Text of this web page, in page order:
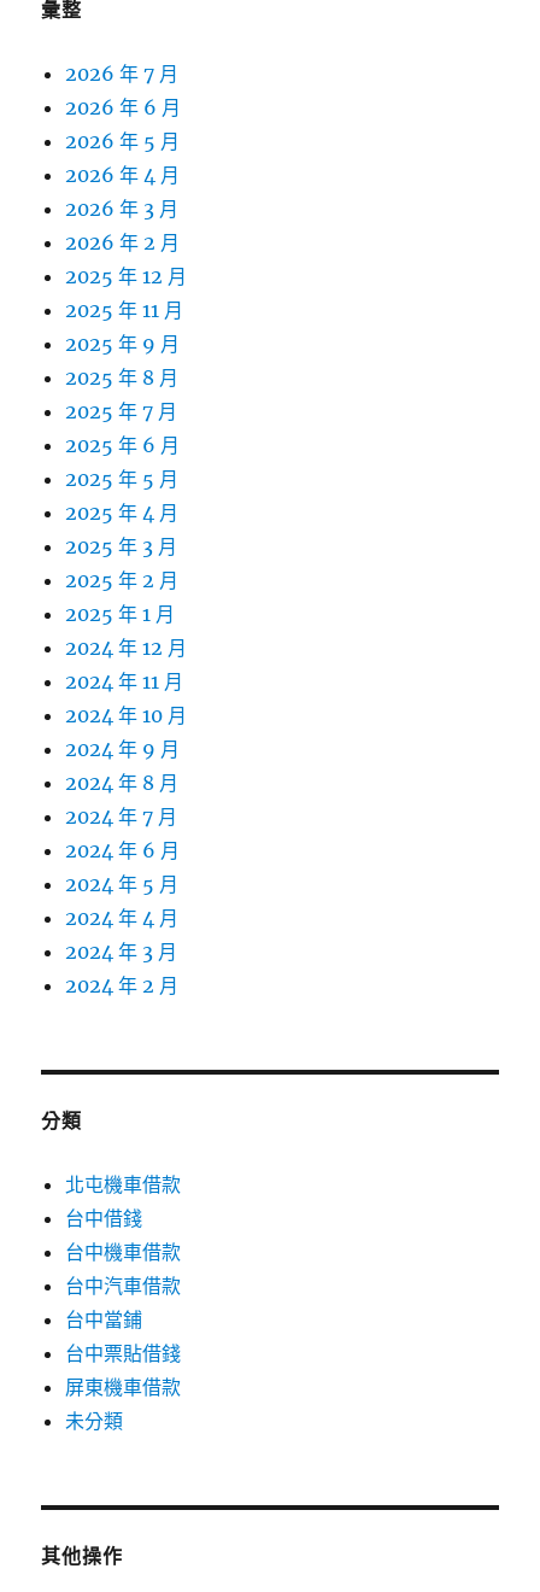
彙整
2026 年 7 月
2026 年 6 月
2026 年 5 月
2026 年 4 月
2026 年 3 月
2026 年 2 月
2025 年 12 月
2025 年 11 月
2025 年 9 月
2025 年 8 月
2025 年 7 月
2025 年 6 月
2025 年 5 月
2025 年 4 月
2025 年 3 月
2025 年 2 月
2025 年 1 月
2024 年 12 月
2024 年 11 月
2024 年 10 月
2024 年 9 月
2024 年 8 月
2024 年 7 月
2024 年 6 月
2024 年 5 月
2024 年 4 月
2024 年 3 月
2024 年 2 月
分類
北屯機車借款
台中借錢
台中機車借款
台中汽車借款
台中當鋪
台中票貼借錢
屏東機車借款
未分類
其他操作